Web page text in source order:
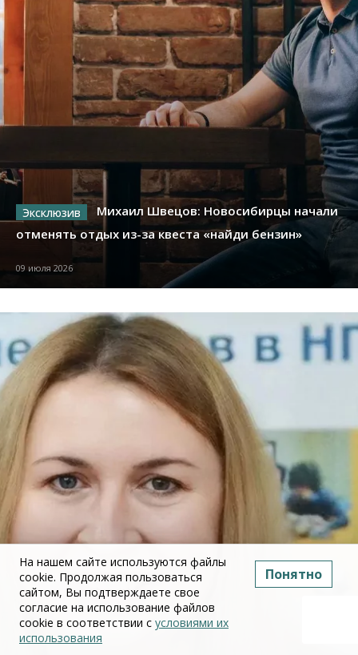
Михаил Швецов: Новосибирцы начали
отменять отдых из-за квеста «найди бензин»
09 июля 2026
На нашем сайте используются файлы
cookie. Продолжая пользоваться
сайтом, Вы подтверждаете свое
согласие на использование файлов
cookie в соответствии с условиями их
использования
Понятно